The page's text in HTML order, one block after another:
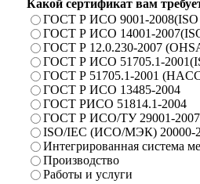
Какой сертификат вам
ГОСТ Р ИСО 9001-2008(ISO
ГОСТ Р ИСО 14001-
ГОСТ Р 12.0.230-2007
ГОСТ Р ИСО 51705.1-
ГОСТ Р 51705.1-2001
ГОСТ Р ИСО 13485-2004
ГОСТ РИСО 51814.1-2004
ГОСТ Р ИСО/ТУ 29001-2007
ISO/IEC (ИСО/МЭК) 20000-
Интегрированная система
Производство
Работы и услуги